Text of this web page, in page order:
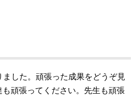
ました。頑張った成果をどうぞ見
頑張ってください。先生も頑張